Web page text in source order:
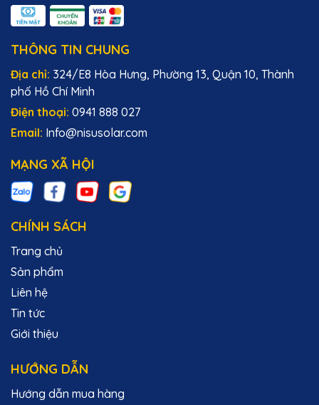
THÔNG TIN CHUNG
Địa chỉ: 324/E8 Hòa Hưng, Phường 13, Quận 10, Thành
phố Hồ Chí Minh
Điện thoại: 0941 888 027
Email: Info@nisusolar.com
MẠNG XÃ HỘI
CHÍNH SÁCH
Trang chủ
Sản phẩm
Liên hệ
Tin tức
Giới thiệu
HƯỚNG DẪN
Hướng dẫn mua hàng